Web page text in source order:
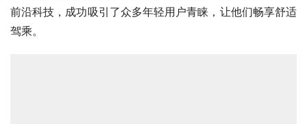
前沿科技，成功吸引了众多年轻用户青睐，让他们畅享舒适
驾乘。